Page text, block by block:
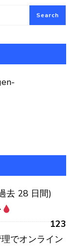
去 28 日間)
123
でオンライン